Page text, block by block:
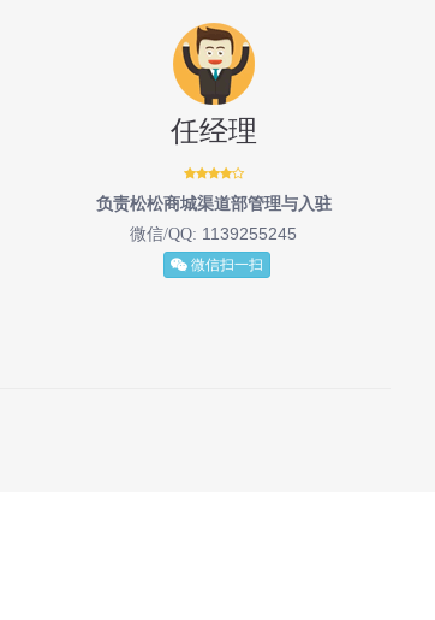
任经理
负责松松商城渠道部管理与入驻
微信/QQ: 1139255245
微信扫一扫